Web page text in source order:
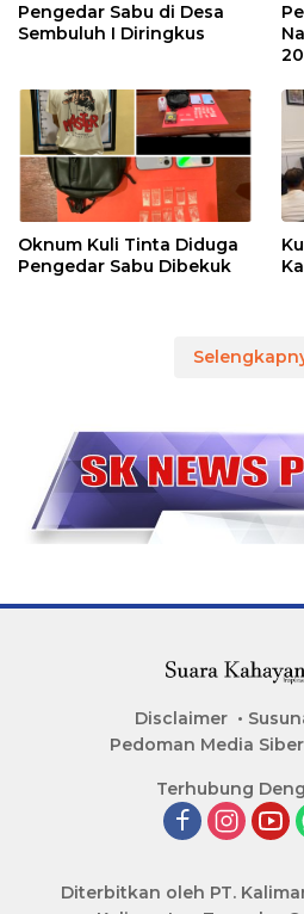
Pengedar Sabu di Desa
Sembuluh I Diringkus
Oknum Kuli Tinta Diduga
Pengedar Sabu Dibekuk
Disclaimer
Pedoman Media Siber
Terhubung
Diterbitkan oleh PT.